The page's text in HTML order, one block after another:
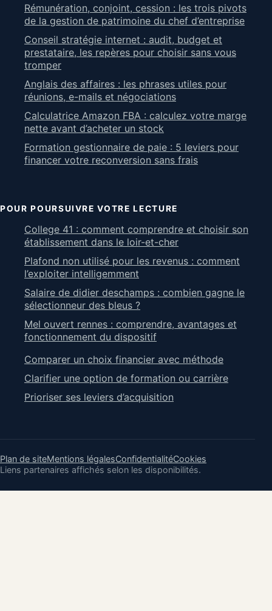
Rémunération, conjoint, cession : les trois pivots
de la gestion de patrimoine du chef d’entreprise
Conseil stratégie internet : audit, budget et
prestataire, les repères pour choisir sans vous
tromper
Anglais des affaires : les phrases utiles pour
réunions, e-mails et négociations
Calculatrice Amazon FBA : calculez votre marge
nette avant d’acheter un stock
Formation gestionnaire de paie : 5 leviers pour
financer votre reconversion sans frais
POUR POURSUIVRE VOTRE LECTURE
College 41 : comment comprendre et choisir son
établissement dans le loir-et-cher
Plafond non utilisé pour les revenus : comment
l’exploiter intelligemment
Salaire de didier deschamps : combien gagne le
sélectionneur des bleus ?
Mel ouvert rennes : comprendre, avantages et
fonctionnement du dispositif
Comparer un choix financier avec méthode
Clarifier une option de formation ou carrière
Prioriser ses leviers d’acquisition
Plan de siteMentions légalesConfidentialitéCookies
Liens partenaires affichés selon les disponibilités.